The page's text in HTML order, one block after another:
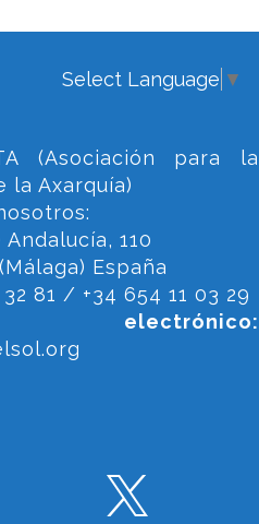
Select Language ▼
(Asociación para la
la Axarquía)
110
España
81 / +34 654 11 03 29